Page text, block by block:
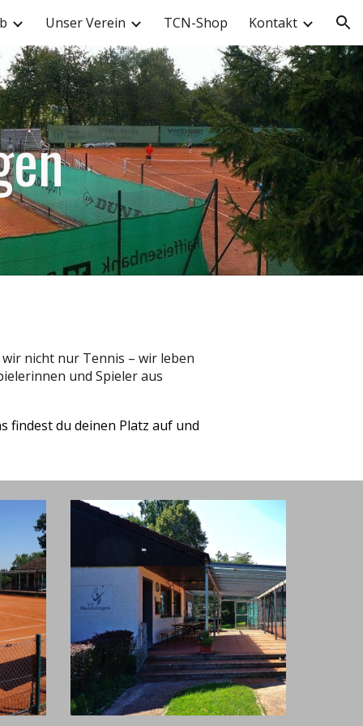
Unser Verein TCN-Shop Kontakt
nicht nur Tennis – wir leben
und Spieler aus
findest du deinen Platz auf und